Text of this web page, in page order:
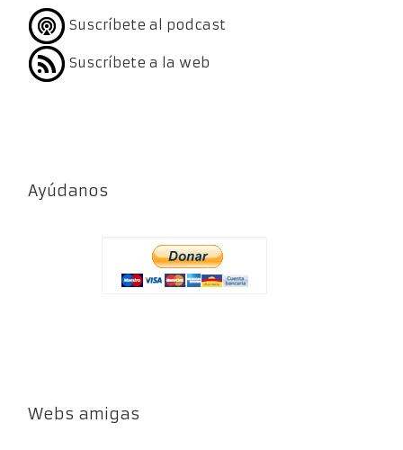
Suscríbete al podcast
Suscríbete a la web
Ayúdanos
Webs amigas